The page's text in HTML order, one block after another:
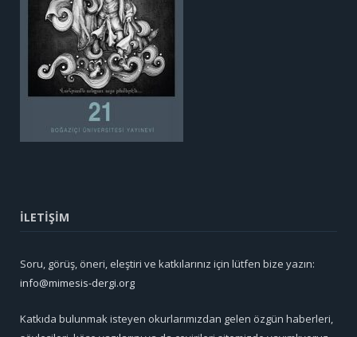
İLETİŞİM
Soru, görüş, öneri, eleştiri ve katkılarınız için lütfen bize yazın:
info@mimesis-dergi.org
Katkıda bulunmak isteyen okurlarımızdan gelen özgün haberleri,